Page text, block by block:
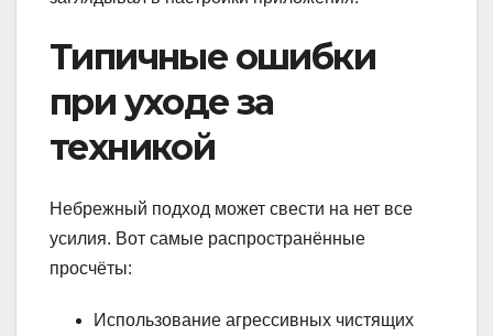
Типичные ошибки
при уходе за
техникой
Небрежный подход может свести на нет все
усилия. Вот самые распространённые
просчёты:
Использование агрессивных чистящих